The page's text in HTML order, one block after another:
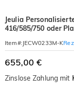
Jeulia
416/585/750 oder
Item#: JECW0233M-K
655,00 €
Zinslose Zahlung mit